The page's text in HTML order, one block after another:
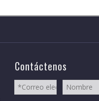
Contáctenos